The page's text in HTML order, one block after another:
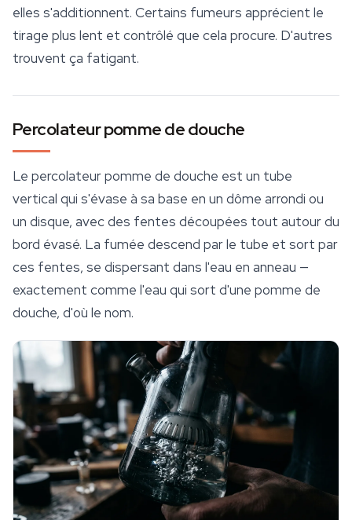
elles s'additionnent. Certains fumeurs apprécient le
tirage plus lent et contrôlé que cela procure. D'autres
trouvent ça fatigant.
Percolateur pomme de douche
Le percolateur pomme de douche est un tube
vertical qui s'évase à sa base en un dôme arrondi ou
un disque, avec des fentes découpées tout autour du
bord évasé. La fumée descend par le tube et sort par
ces fentes, se dispersant dans l'eau en anneau —
exactement comme l'eau qui sort d'une pomme de
douche, d'où le nom.